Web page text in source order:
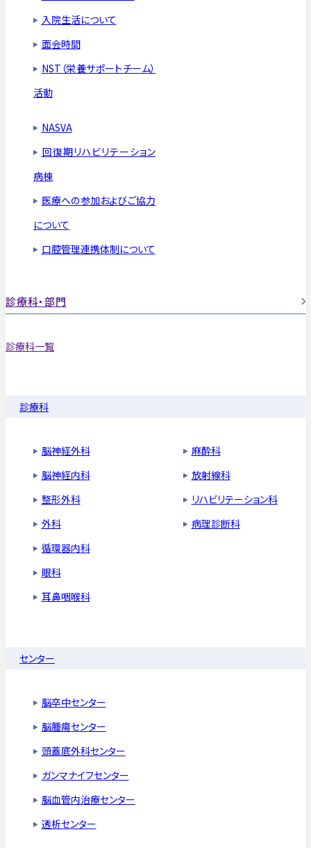
入院生活について
面会時間
NST（栄養サポートチーム）
活動
NASVA
回復期リハビリテーション
病棟
医療への参加およびご協力
について
口腔管理連携体制について
診療科・部門
診療科一覧
診療科
脳神経外科
脳神経内科
整形外科
外科
循環器内科
眼科
耳鼻咽喉科
麻酔科
放射線科
リハビリテーション科
病理診断科
センター
脳卒中センター
脳腫瘍センター
頭蓋底外科センター
ガンマナイフセンター
脳血管内治療センター
透析センター